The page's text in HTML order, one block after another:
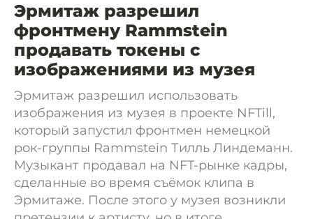
Эрмитаж разрешил
фронтмену Rammstein
продавать токены с
изображениями из музея
Эрмитаж разрешил использовать
изображения из музея в проекте NFTill,
который запустил фронтмен немецкой
рок-группы Rammstein Тилль Линдеманн.
Музыкант продавал на NFT-рынке кадры,
сделанные во время съёмок клипа в
Эрмитаже. После этого у музея возникли